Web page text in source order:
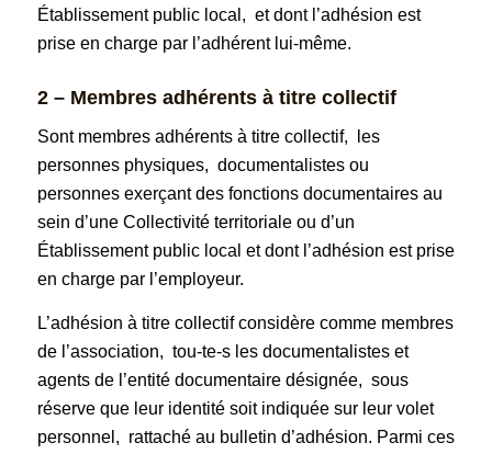
Établissement public local, et dont l’adhésion est
prise en charge par l’adhérent lui-même.
2 – Membres adhérents à titre collectif
Sont membres adhérents à titre collectif, les
personnes physiques, documentalistes ou
personnes exerçant des fonctions documentaires au
sein d’une Collectivité territoriale ou d’un
Établissement public local et dont l’adhésion est prise
en charge par l’employeur.
L’adhésion à titre collectif considère comme membres
de l’association, tou-te-s les documentalistes et
agents de l’entité documentaire désignée, sous
réserve que leur identité soit indiquée sur leur volet
personnel, rattaché au bulletin d’adhésion. Parmi ces